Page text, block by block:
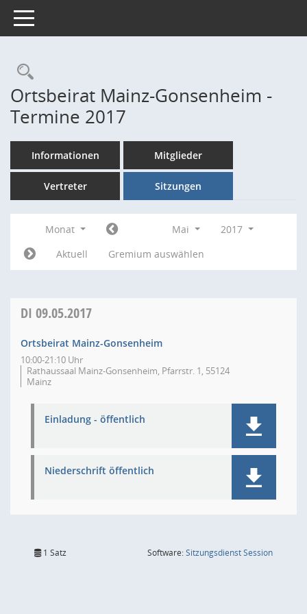
Toggle navigation
Rechercheauswahl
Ortsbeirat Mainz-Gonsenheim -
Termine 2017
Informationen Mitglieder
Vertreter Sitzungen
Monat Mai
2017
Aktuell
Gremium auswählen
DI 09.05.2017
Ortsbeirat Mainz-Gonsenheim
10:00-21:10 Uhr
Rathaussaal Mainz-Gonsenheim, Pfarrstr. 1, 55124
Mainz
Einladung - öffentlich
Niederschrift öffentlich
1 Satz Software:SitzungsdienstSession(Wird in